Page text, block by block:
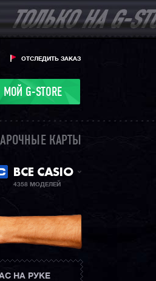
ОТСЛЕДИТЬ ЗАКАЗ
МОЙ G-STORE
КАРТЫ
ВСЕ CASIO
4358 МОДЕЛЕЙ
НА РУКЕ